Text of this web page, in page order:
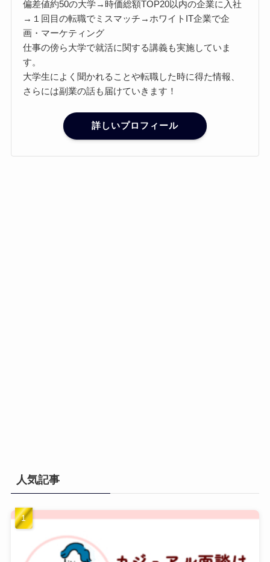
偏差値約50の大学→時価総額TOP20以内の企業に入社
→１回目の転職でミスマッチ→ホワイトIT企業で企
画・マーケティング
仕事の傍ら大学で就活に関する講義も実施していま
す。
大学生によく聞かれることや転職した時に得た情報、
さらには副業の話も届けていきます！
詳しいプロフィール
人気記事